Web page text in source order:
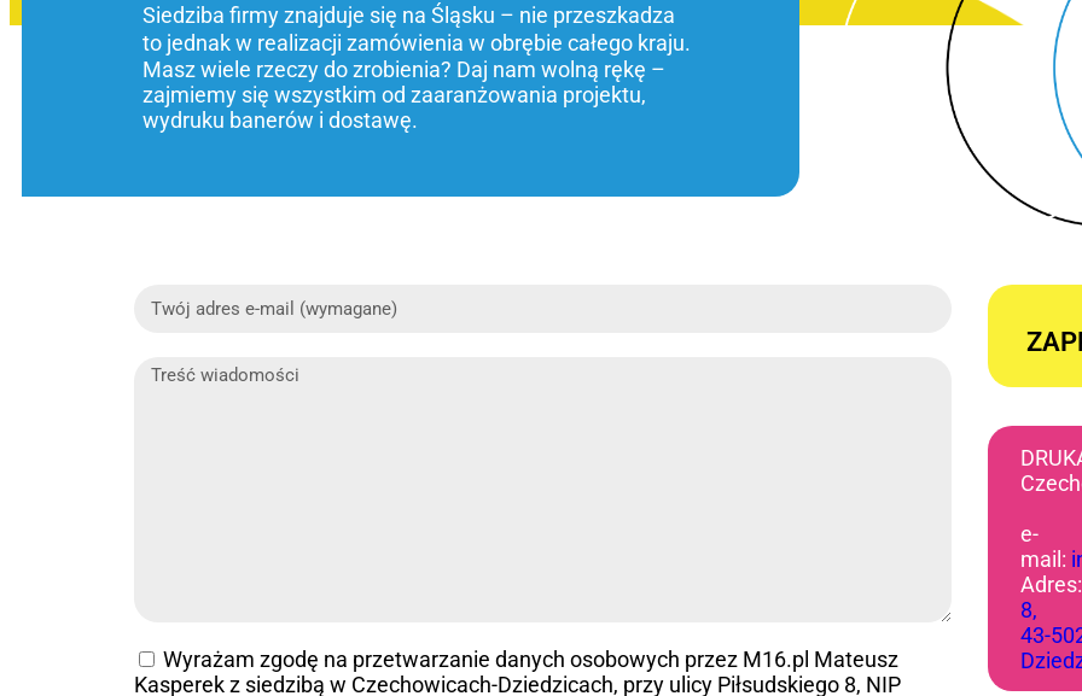
Siedziba firmy znajduje się na Śląsku – nie przeszkadza
to jednak w realizacji zamówienia w obrębie całego kraju.
Masz wiele rzeczy do zrobienia? Daj nam wolną rękę –
zajmiemy się wszystkim od zaaranżowania projektu,
wydruku banerów i dostawę.
Wyrażam zgodę na przetwarzanie danych osobowych przez M16.pl Mateusz
Kasperek z siedzibą w Czechowicach-Dziedzicach, przy ulicy Piłsudskiego 8, NIP
e-
mail:
Adres:
8,
43-